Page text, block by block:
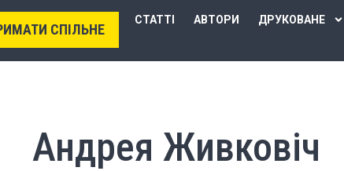
СПІЛЬНЕ
СТАТТІ АВТОРИ ДРУКОВАНЕ
Андрея Живковіч